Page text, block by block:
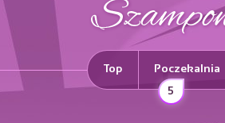
Top Poczekalnia
5